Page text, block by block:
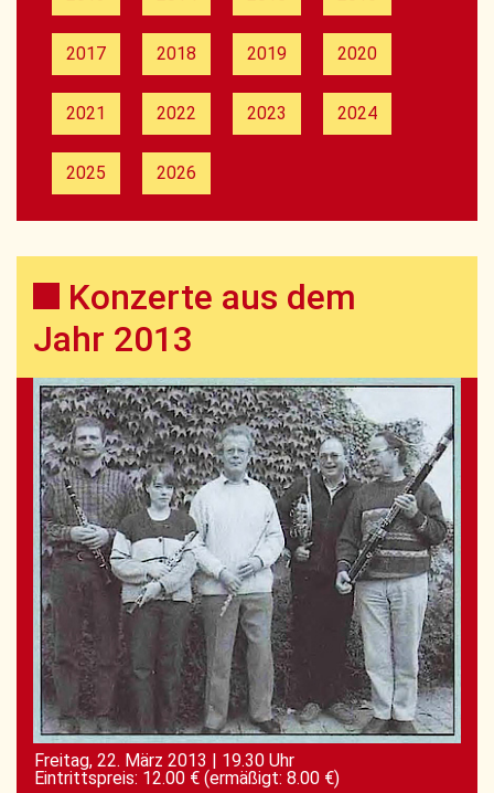
2017 2018 2019 2020
2021 2022 2023 2024
2025 2026
Konzerte aus dem
Jahr 2013
Freitag, 22. März 2013 | 19.30 Uhr
Eintrittspreis: 12.00 € (ermäßigt: 8.00 €)